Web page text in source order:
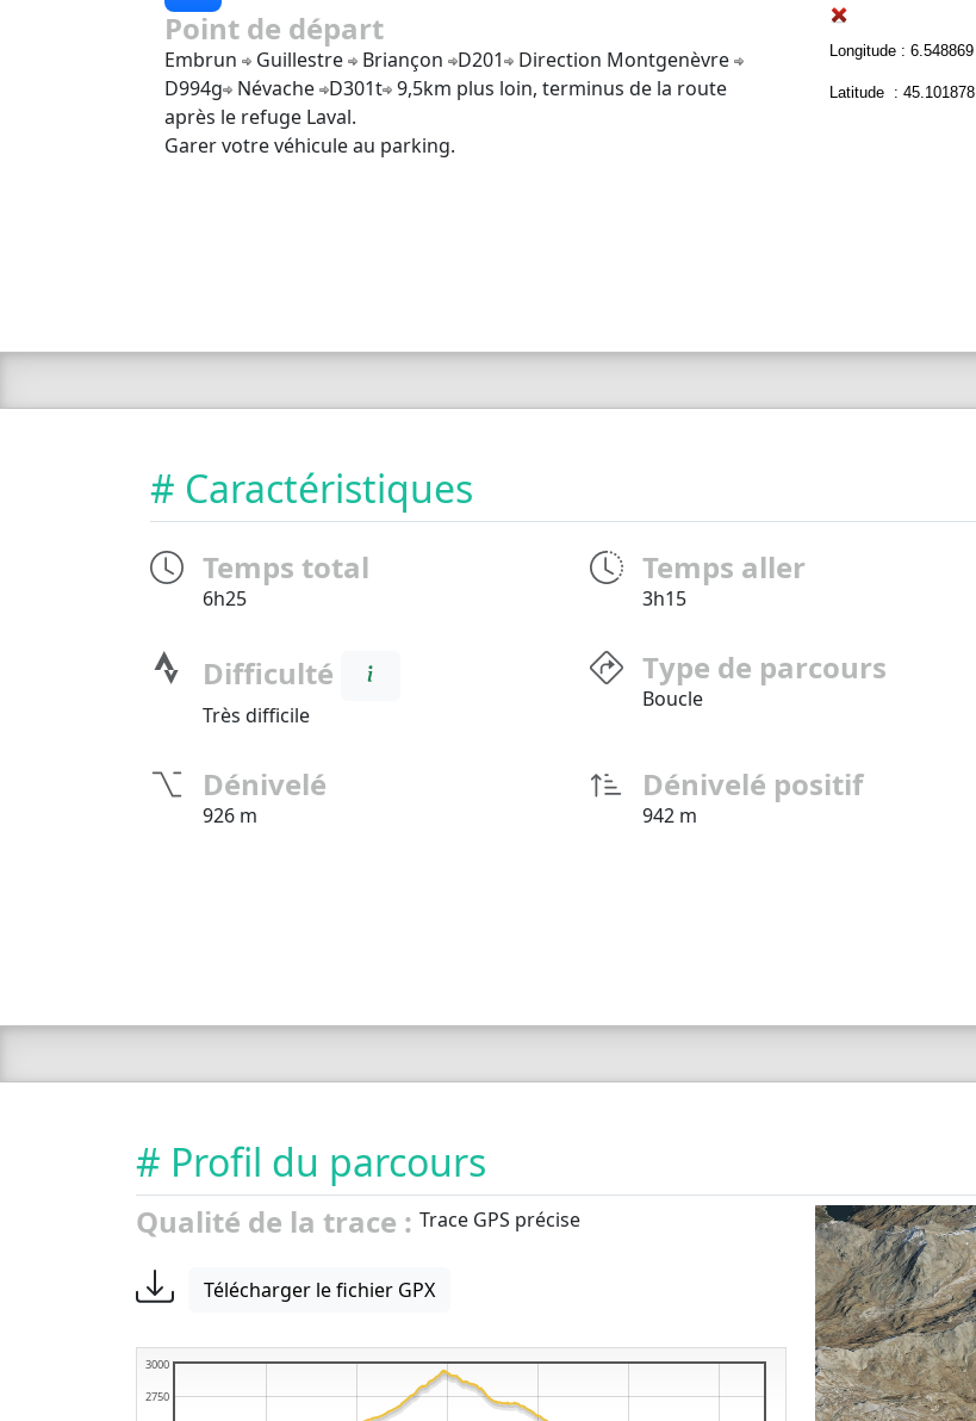
Point de départ
Embrun Guillestre Briançon D201
Direction Montgenèvre
D994g
Névache D301t 9,5km plus loin, terminus de la route
après le refuge Laval.
Garer votre véhicule au parking.
Longitude : 6.548869
Latitude : 45.101878
# Caractéristiques
Temps total
6h25
Temps aller
3h15
Difficulté
Très difficile
Type de parcours
Boucle
Dénivelé
926 m
Dénivelé positif
942 m
# Profil du parcours
Qualité de la trace : Trace GPS précise
Télécharger le fichier GPX
2750
3000